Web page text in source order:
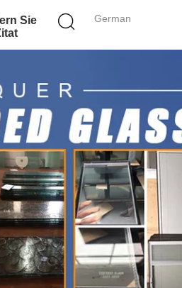
German
Sie